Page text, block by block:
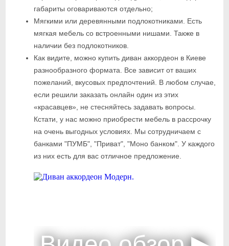
габариты оговариваются отдельно;
Мягкими или деревянными подлокотниками. Есть
мягкая мебель со встроенными нишами. Также в
наличии без подлокотников.
Как видите, можно купить диван аккордеон в Киеве
разнообразного формата. Все зависит от ваших
пожеланий, вкусовых предпочтений. В любом случае,
если решили заказать онлайн один из этих
«красавцев», не стесняйтесь задавать вопросы.
Кстати, у нас можно приобрести мебель в рассрочку
на очень выгодных условиях. Мы сотрудничаем с
банками "ПУМБ", "Приват", "Моно банком". У каждого
из них есть для вас отличное предложение.